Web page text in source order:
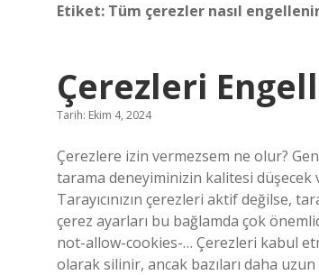
Etiket: Tüm çerezler nasıl
Çerezleri
Tarih: Ekim 4, 2024
Çerezlere izin vermezsem ne olur?
tarama deneyiminizin kalitesi düşecek
Tarayıcınızın çerezleri aktif değilse,
çerez ayarları bu bağlamda çok
not-allow-cookies-… Çerezleri kabul
olarak silinir, ancak bazıları daha